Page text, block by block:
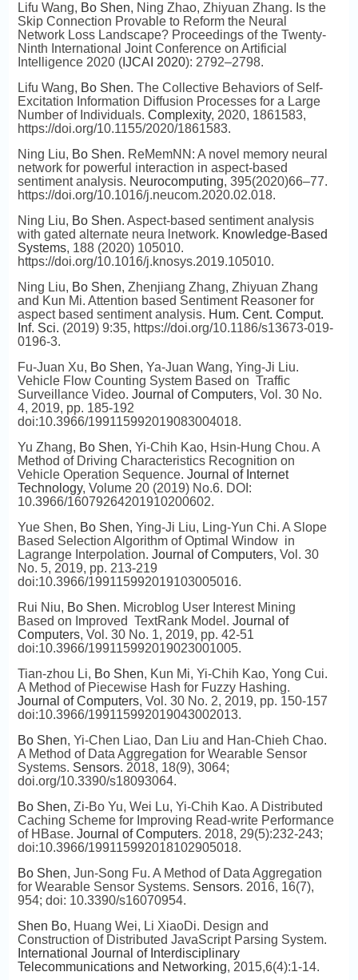
Lifu Wang, Bo Shen, Ning Zhao, Zhiyuan Zhang. Is the
Skip Connection Provable to Reform the Neural
Network Loss Landscape? Proceedings of the Twenty-
Ninth International Joint Conference on Artificial
Intelligence 2020 (IJCAI 2020): 2792–2798.
Lifu Wang, Bo Shen. The Collective Behaviors of Self-
Excitation Information Diffusion Processes for a Large
Number of Individuals. Complexity, 2020, 1861583,
https://doi.org/10.1155/2020/1861583.
Ning Liu, Bo Shen. ReMemNN: A novel memory neural
network for powerful interaction in aspect-based
sentiment analysis. Neurocomputing, 395(2020)66–77.
https://doi.org/10.1016/j.neucom.2020.02.018.
Ning Liu, Bo Shen. Aspect-based sentiment analysis
with gated alternate neura lnetwork. Knowledge-Based
Systems, 188 (2020) 105010.
https://doi.org/10.1016/j.knosys.2019.105010.
Ning Liu, Bo Shen, Zhenjiang Zhang, Zhiyuan Zhang
and Kun Mi. Attention based Sentiment Reasoner for
aspect based sentiment analysis. Hum. Cent. Comput.
Inf. Sci. (2019) 9:35, https://doi.org/10.1186/s13673-019-
0196-3.
Fu-Juan Xu, Bo Shen, Ya-Juan Wang, Ying-Ji Liu.
Vehicle Flow Counting System Based on Traffic
Surveillance Video. Journal of Computers, Vol. 30 No.
4, 2019, pp. 185-192
doi:10.3966/199115992019083004018.
Yu Zhang, Bo Shen, Yi-Chih Kao, Hsin-Hung Chou. A
Method of Driving Characteristics Recognition on
Vehicle Operation Sequence. Journal of Internet
Technology, Volume 20 (2019) No.6. DOI:
10.3966/16079264201910200602.
Yue Shen, Bo Shen, Ying-Ji Liu, Ling-Yun Chi. A Slope
Based Selection Algorithm of Optimal Window in
Lagrange Interpolation. Journal of Computers, Vol. 30
No. 5, 2019, pp. 213-219
doi:10.3966/199115992019103005016.
Rui Niu, Bo Shen. Microblog User Interest Mining
Based on Improved TextRank Model. Journal of
Computers, Vol. 30 No. 1, 2019, pp. 42-51
doi:10.3966/199115992019023001005.
Tian-zhou Li, Bo Shen, Kun Mi, Yi-Chih Kao, Yong Cui.
A Method of Piecewise Hash for Fuzzy Hashing.
Journal of Computers, Vol. 30 No. 2, 2019, pp. 150-157
doi:10.3966/199115992019043002013.
Bo Shen, Yi-Chen Liao, Dan Liu and Han-Chieh Chao.
A Method of Data Aggregation for Wearable Sensor
Systems. Sensors. 2018, 18(9), 3064;
doi.org/10.3390/s18093064.
Bo Shen, Zi-Bo Yu, Wei Lu, Yi-Chih Kao. A Distributed
Caching Scheme for Improving Read-write Performance
of HBase. Journal of Computers. 2018, 29(5):232-243;
doi:10.3966/199115992018102905018.
Bo Shen, Jun-Song Fu. A Method of Data Aggregation
for Wearable Sensor Systems. Sensors. 2016, 16(7),
954; doi: 10.3390/s16070954.
Shen Bo, Huang Wei, Li XiaoDi. Design and
Construction of Distributed JavaScript Parsing System.
International Journal of Interdisciplinary
Telecommunications and Networking, 2015,6(4):1-14.